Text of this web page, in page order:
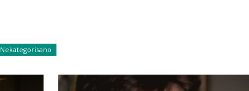
Nekategorisano